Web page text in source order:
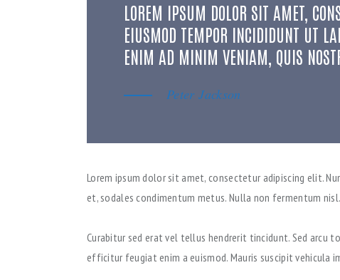
LOREM IPSUM DOLOR SIT AMET,
EIUSMOD TEMPOR INCIDIDUNT UT
ENIM AD MINIM VENIAM, QUIS
Peter Jackson
Lorem ipsum dolor sit amet, consectetur adipiscing elit.
et, sodales condimentum metus. Nulla non fermentum
Curabitur sed erat vel tellus hendrerit tincidunt. Sed arcu
efficitur feugiat enim a euismod. Mauris suscipit vehicula